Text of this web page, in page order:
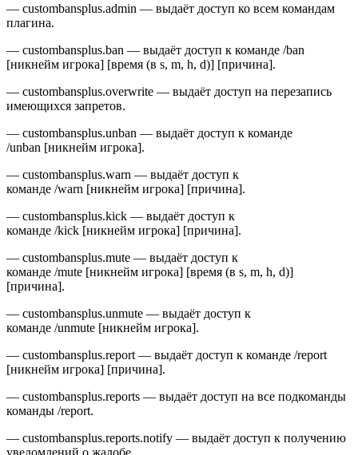
— custombansplus.admin — выдаёт доступ ко всем командам
плагина.
— custombansplus.ban — выдаёт доступ к команде /ban
[никнейм игрока] [время (в s, m, h, d)] [причина].
— custombansplus.overwrite — выдаёт доступ на перезапись
имеющихся запретов.
— custombansplus.unban — выдаёт доступ к команде
/unban [никнейм игрока].
— custombansplus.warn — выдаёт доступ к
команде /warn [никнейм игрока] [причина].
— custombansplus.kick — выдаёт доступ к
команде /kick [никнейм игрока] [причина].
— custombansplus.mute — выдаёт доступ к
команде /mute [никнейм игрока] [время (в s, m, h, d)]
[причина].
— custombansplus.unmute — выдаёт доступ к
команде /unmute [никнейм игрока].
— custombansplus.report — выдаёт доступ к команде /report
[никнейм игрока] [причина].
— custombansplus.reports — выдаёт доступ на все подкоманды
команды /report.
— custombansplus.reports.notify — выдаёт доступ к получению
уведомлений о жалобе.